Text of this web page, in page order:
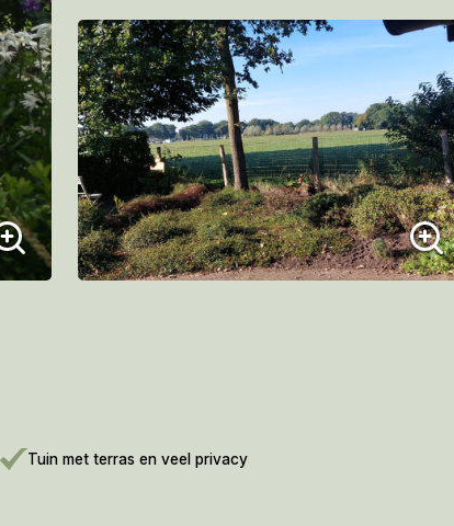
Tuin met terras en veel privacy